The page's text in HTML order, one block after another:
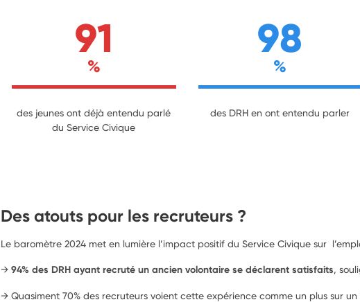
91
%
des jeunes ont déjà entendu parlé
du Service Civique
98
%
des DRH en ont entendu parler
Des atouts pour les recruteurs ?
Le baromètre 2024 met en lumière l’impact positif du Service Civique sur
→ 94% des DRH ayant recruté un ancien volontaire se déclarent satisfaits,
→ Quasiment 70% des recruteurs voient cette expérience comme un plus sur